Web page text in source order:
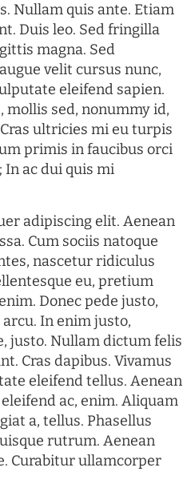
Nullam quis ante. Etiam
Duis leo. Sed fringilla
magna. Sed
velit cursus nunc,
eleifend sapien.
mollis sed, nonummy id,
ultricies mi eu turpis
primis in faucibus orci
In ac dui quis mi
adipiscing elit. Aenean
Cum sociis natoque
nascetur ridiculus
eu, pretium
Donec pede justo,
In enim justo,
justo. Nullam dictum felis
Cras dapibus. Vivamus
eleifend tellus. Aenean
ac, enim. Aliquam
a, tellus. Phasellus
rutrum. Aenean
Curabitur ullamcorper